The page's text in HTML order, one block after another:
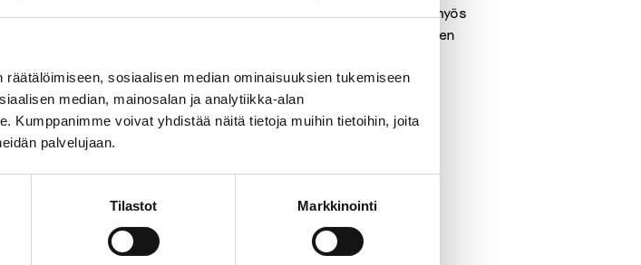
sosiaalisen median ominaisuuksien tukemiseen
median, mainosalan ja analytiikka-alan
Kumppanimme voivat yhdistää näitä tietoja muihin tietoihin, joita
palvelujaan.
Tilastot Markkinointi
sosiaalisesti kestävä ja hyväksyttävä toteutus edellyttää myös
ehkäisyyn. Rahapelipolitiikan keskiössä on oltava ihmisten
voitontavoittelu.
Ehkäisevä päihdetyö EHYT ry
klinikkasaatio.fi